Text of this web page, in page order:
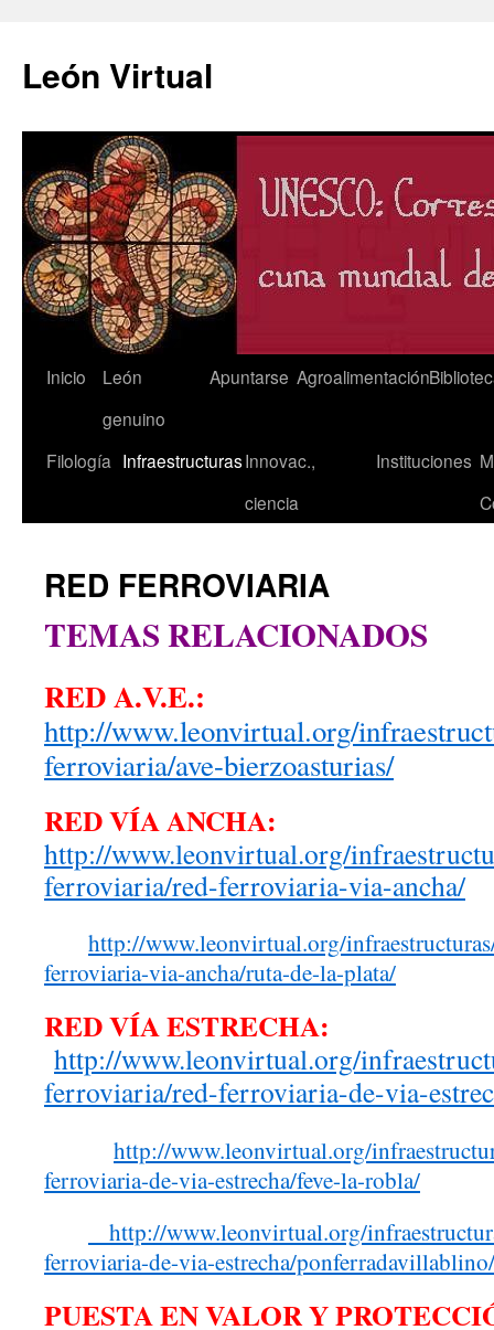
León Virtual
Saltar
contenido
Inicio
León
genuino
Apuntarse Agroalimentación
Filología InfraestructurasInnovac.,
ciencia
Instituciones
RED FERROVIARIA
TEMAS RELACIONADOS
RED A.V.E.:
http://www.leonvirtual.org/
ferroviaria/ave-bierzoasturias/
RED VÍA ANCHA:
http://www.leonvirtual.org/
ferroviaria/red-ferroviaria-via-ancha/
http://www.leonvirtual.org/
ferroviaria-via-ancha/ruta-de-la-plata/
RED VÍA ESTRECHA:
http://www.leonvirtual.org/
ferroviaria/red-ferroviaria-de-via-
http://www.leonvirtual.org/
ferroviaria-de-via-estrecha/feve-la-robla/
http://www.leonvirtual.org/
ferroviaria-de-via-estrecha/ponferradavillablino/
PUESTA EN VALOR Y